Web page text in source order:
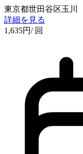
東京都世田谷区玉川
詳細を見る
1,635円/ 回